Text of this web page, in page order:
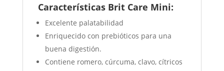
Características Brit Care Mini:
Excelente palatabilidad
Enriquecido con prebióticos para una
buena digestión.
Contiene romero, cúrcuma, clavo, cítricos